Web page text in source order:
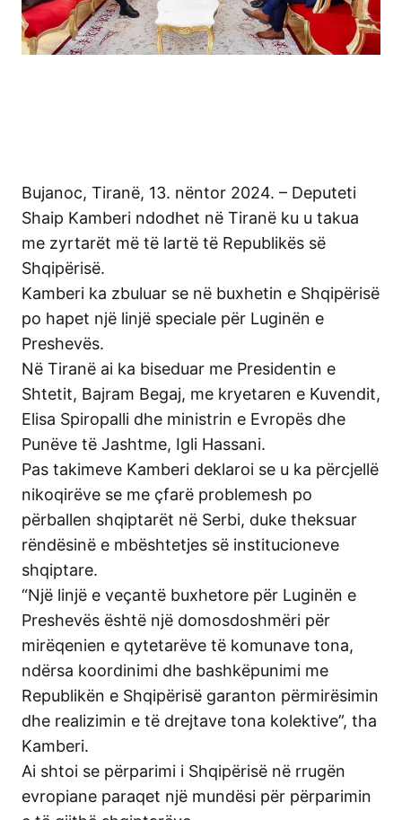
Bujanoc, Tiranë, 13. nëntor 2024. – Deputeti
Shaip Kamberi ndodhet në Tiranë ku u takua
me zyrtarët më të lartë të Republikës së
Shqipërisë.
Kamberi ka zbuluar se në buxhetin e Shqipërisë
po hapet një linjë speciale për Luginën e
Preshevës.
Në Tiranë ai ka biseduar me Presidentin e
Shtetit, Bajram Begaj, me kryetaren e Kuvendit,
Elisa Spiropalli dhe ministrin e Evropës dhe
Punëve të Jashtme, Igli Hassani.
Pas takimeve Kamberi deklaroi se u ka përcjellë
nikoqirëve se me çfarë problemesh po
përballen shqiptarët në Serbi, duke theksuar
rëndësinë e mbështetjes së institucioneve
shqiptare.
“Një linjë e veçantë buxhetore për Luginën e
Preshevës është një domosdoshmëri për
mirëqenien e qytetarëve të komunave tona,
ndërsa koordinimi dhe bashkëpunimi me
Republikën e Shqipërisë garanton përmirësimin
dhe realizimin e të drejtave tona kolektive”, tha
Kamberi.
Ai shtoi se përparimi i Shqipërisë në rrugën
evropiane paraqet një mundësi për përparimin